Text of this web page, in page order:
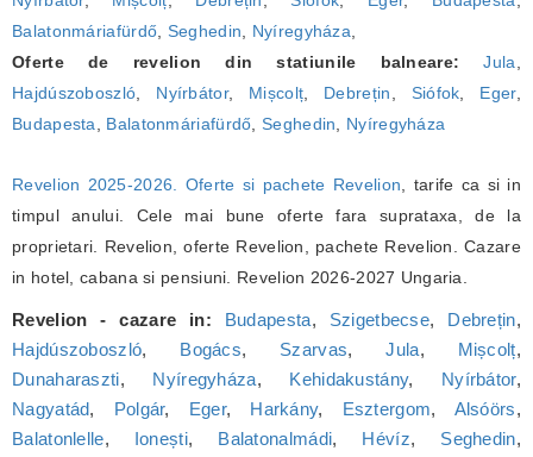
Balatonmáriafürdő Seghedin Nyíregyháza
Oferte de revelion din statiunile balneare:
Jula
Hajdúszoboszló
Nyírbátor, Mișcolț Debrețin Siófok Eger,
Budapesta
Balatonmáriafürdő ,Seghedin Nyíregyháza
Revelion 2025-2026. Oferte si pachete Revelion , tarife ca si in
timpul anului. Cele mai bune oferte fara suprataxa, de la
proprietari. Revelion, oferte Revelion, pachete Revelion. Cazare
in hotel, cabana si pensiuni. Revelion 2026-2027 Ungaria.
Revelion - cazare in: Budapesta, Szigetbecse, Debrețin,
Hajdúszoboszló, Bogács, Szarvas,Jula, Mișcolț,
Dunaharaszti, Nyíregyháza, Kehidakustány, Nyírbátor,
Nagyatád, Polgár, Eger, Harkány, Esztergom, Alsóörs,
Balatonlelle, Ionești, Balatonalmádi, Hévíz, Seghedin,